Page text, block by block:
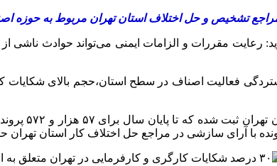
مقررات و الزامات ایمنی می‌تواند حوادث ناشی از
فعالیت اصناف در سطح استان،حجم بالای
طبق